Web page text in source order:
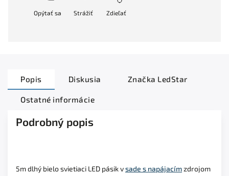
Opýtať sa Strážiť Zdieľať
Popis Diskusia Značka LedStar
Ostatné informácie
Podrobný popis
5m dlhý bielo svietiaci LED pásik vsade s napájacímzdrojom